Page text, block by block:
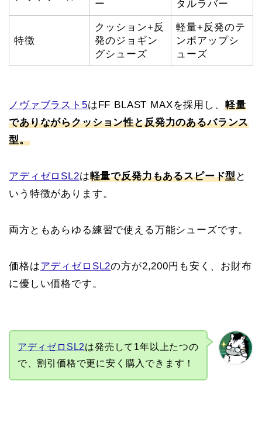
ー タルラバー
特徴
クッション+反
発のジョギン
グシューズ
軽量+反発のテ
ンポアップシ
ューズ
ノヴァブラスト5はFF BLAST MAXを採用し、 軽量
でありながらクッション性と反発力のあるバランス
型。
アディゼロSL2は軽量で反発力もあるスピード型と
いう特徴があります。
両方ともあらゆる練習で使える万能シューズです。
価格はアディゼロSL2の方が2,200円も安く、お財布
に優しい価格です。
アディゼロSL2は発売して1年以上たつの
で、割引価格で更に安く購入できます！